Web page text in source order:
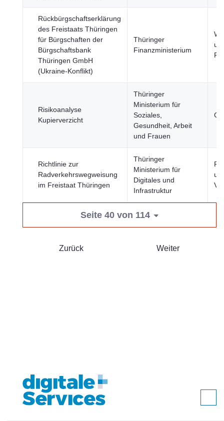
Rückbürgschaftserklärung
des Freistaats Thüringen
für Bürgschaften der
Bürgschaftsbank
Thüringen GmbH
(Ukraine-Konflikt)
Thüringer
Finanzministerium
Risikoanalyse
Kupierverzicht
Thüringer
Ministerium für
Soziales,
Gesundheit, Arbeit
und Frauen
Richtlinie zur
Radverkehrswegweisung
im Freistaat Thüringen
Thüringer
Ministerium für
Digitales und
Infrastruktur
Seite 40 von 114
Zurück Weiter